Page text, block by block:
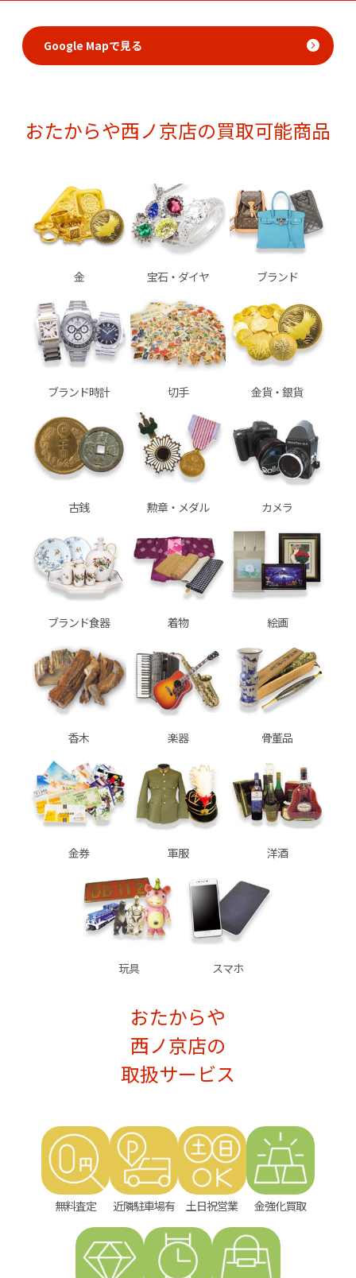
Google Mapで見る
おたからや西ノ京店の買取可能商品
金 宝石・ダイヤ ブランド
ブランド時計 切手 金貨・銀貨
古銭 勲章・メダル カメラ
ブランド食器 着物 絵画
香木 楽器 骨董品
金券 軍服 洋酒
玩具 スマホ
おたからや
西ノ京店の
取扱サービス
無料査定 近隣駐車場有 土日祝営業 金強化買取